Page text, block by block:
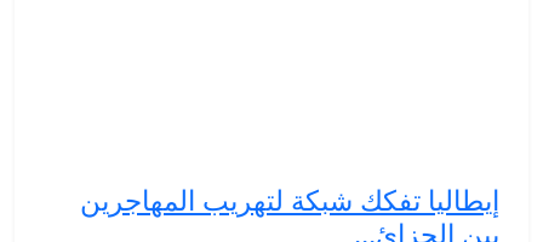
إيطاليا تفكك شبكة لتهريب المهاجرين
بين الجزائ...